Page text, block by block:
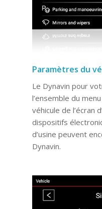
Paramètres du
Le Dynavin pour
l’ensemble du
véhicule de l’écran
dispositifs
d’usine peuvent
Dynavin.